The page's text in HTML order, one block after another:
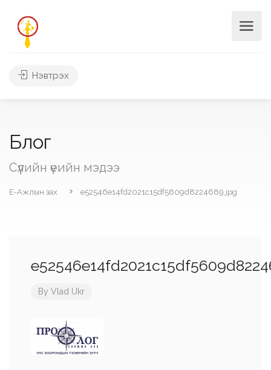
Нэвтрэх
Блог
Сүүлийн үеийн мэдээ
Е-Ажлын зах e52546e14fd2021c15df5609d8224689.jpg
By Vlad Ukr